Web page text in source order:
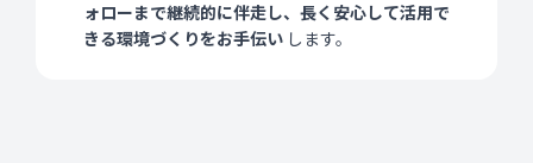
ォローまで継続的に伴走し、長く安心して活用で
きる環境づくりをお手伝い します。